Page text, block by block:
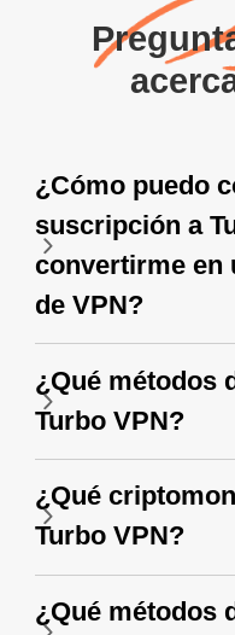
¿Cómo puedo
suscripción a
convertirme en
de VPN?
¿Qué métodos
Turbo VPN?
¿Qué
Turbo VPN?
¿Qué métodos